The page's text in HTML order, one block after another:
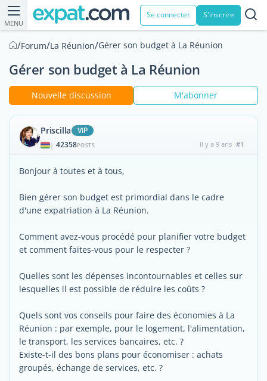
MENU
Se connecter S'inscrire
/Forum/La Réunion/Gérer son budget à La Réunion
Gérer son budget à La Réunion
Nouvelle discussion M'abonner
Priscilla ViP
| 42358POSTS il y a 9 ans #1
Bonjour à toutes et à tous,
Bien gérer son budget est primordial dans le cadre
d'une expatriation à La Réunion.
Comment avez-vous procédé pour planifier votre budget
et comment faites-vous pour le respecter ?
Quelles sont les dépenses incontournables et celles sur
lesquelles il est possible de réduire les coûts ?
Quels sont vos conseils pour faire des économies à La
Réunion : par exemple, pour le logement, l'alimentation,
le transport, les services bancaires, etc. ?
Existe-t-il des bons plans pour économiser : achats
groupés, échange de services, etc. ?